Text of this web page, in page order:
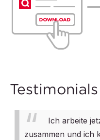
Testimonials
Ich arbeite
zusammen und ich